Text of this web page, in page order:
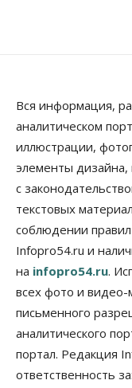
Бизнес
доплатили
06 Августа 2026, 08:00
Власть
От
погасить долги
05 Августа 2026, 19:00
Власть Отставки
Министра
будут
05 Августа 2026, 18:30
Власть Город
В мэрии
пешеходной
05 Августа 2026, 18:00
Вся информация,
аналитическом
иллюстрации,
элементы дизайна,
с
текстовых
соблюдении
Infopro54.ru и
на infopro54.ru.
всех фото и видео-
письменного
аналитического
портал. Редакция
ответственность за: